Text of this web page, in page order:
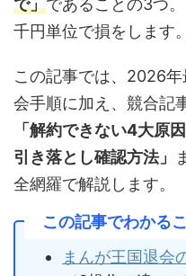
で」であることの3つ
千円単位で損をします。
この記事では、2026
会手順に加え、競合記
「解約できない4大原
引き落とし確認方法」
全網羅で解説します。
この記事でわかる
まんが王国退会